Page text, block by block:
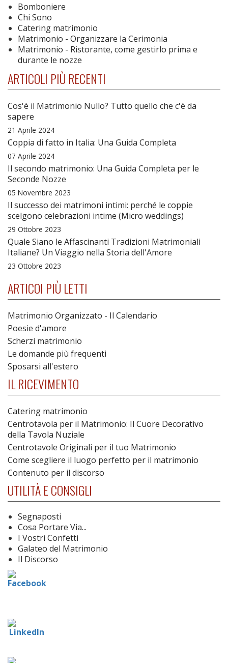
Bomboniere
Chi Sono
Catering matrimonio
Matrimonio - Organizzare la Cerimonia
Matrimonio - Ristorante, come gestirlo prima e
durante le nozze
ARTICOLI PIÙ RECENTI
Cos'è il Matrimonio Nullo? Tutto quello che c'è da
sapere
21 Aprile 2024
Coppia di fatto in Italia: Una Guida Completa
07 Aprile 2024
Il secondo matrimonio: Una Guida Completa per le
Seconde Nozze
05 Novembre 2023
Il successo dei matrimoni intimi: perché le coppie
scelgono celebrazioni intime (Micro weddings)
29 Ottobre 2023
Quale Siano le Affascinanti Tradizioni Matrimoniali
Italiane? Un Viaggio nella Storia dell'Amore
23 Ottobre 2023
ARTICOI PIÙ LETTI
Matrimonio Organizzato - Il Calendario
Poesie d'amore
Scherzi matrimonio
Le domande più frequenti
Sposarsi all'estero
IL RICEVIMENTO
Catering matrimonio
Centrotavola per il Matrimonio: Il Cuore Decorativo
della Tavola Nuziale
Centrotavole Originali per il tuo Matrimonio
Come scegliere il luogo perfetto per il matrimonio
Contenuto per il discorso
UTILITÀ E CONSIGLI
Segnaposti
Cosa Portare Via...
I Vostri Confetti
Galateo del Matrimonio
Il Discorso